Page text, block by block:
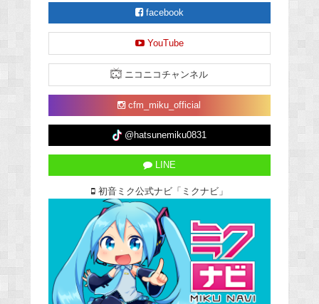
facebook
YouTube
ニコニコチャンネル
cfm_miku_official
@hatsunemiku0831
LINE
初音ミク公式ナビ「ミクナビ」